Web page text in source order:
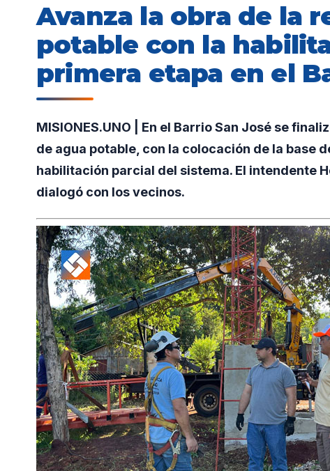
Avanza la obra de la
potable con la
primera etapa en el
MISIONES.UNO | En el Barrio San José se
de agua potable, con la colocación de la base
habilitación parcial del sistema. El intendente
dialogó con los vecinos.